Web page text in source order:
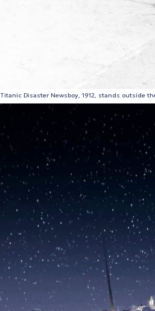
Titanic Disaster Newsboy, 1912, stands outside